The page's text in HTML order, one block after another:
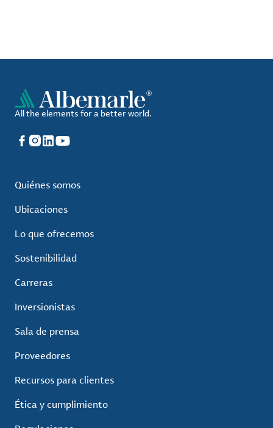
All the elements for a better world.
Facebook
Instagram
LinkedIn
YouTube
Quiénes somos
Ubicaciones
Lo que ofrecemos
Sostenibilidad
Carreras
Inversionistas
Sala de prensa
Proveedores
Recursos para clientes
Ética y cumplimiento